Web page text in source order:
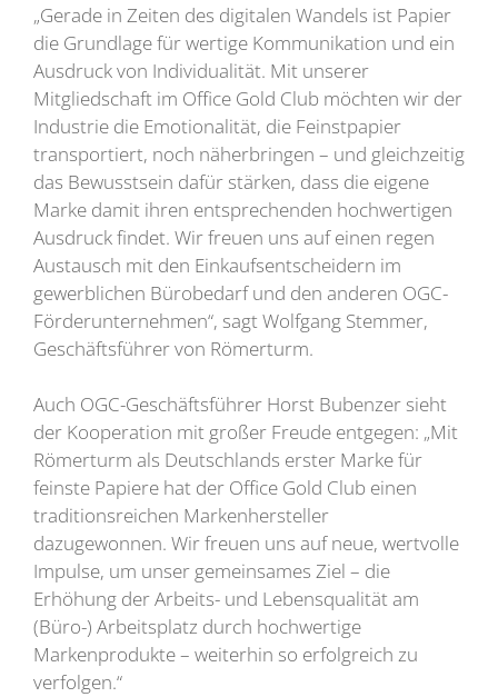
„Gerade in Zeiten des digitalen Wandels ist Papier
die Grundlage für wertige Kommunikation und ein
Ausdruck von Individualität. Mit unserer
Mitgliedschaft im Office Gold Club möchten wir der
Industrie die Emotionalität, die Feinstpapier
transportiert, noch näherbringen – und gleichzeitig
das Bewusstsein dafür stärken, dass die eigene
Marke damit ihren entsprechenden hochwertigen
Ausdruck findet. Wir freuen uns auf einen regen
Austausch mit den Einkaufsentscheidern im
gewerblichen Bürobedarf und den anderen OGC-
Förderunternehmen“, sagt Wolfgang Stemmer,
Geschäftsführer von Römerturm.
Auch OGC-Geschäftsführer Horst Bubenzer sieht
der Kooperation mit großer Freude entgegen: „Mit
Römerturm als Deutschlands erster Marke für
feinste Papiere hat der Office Gold Club einen
traditionsreichen Markenhersteller
dazugewonnen. Wir freuen uns auf neue, wertvolle
Impulse, um unser gemeinsames Ziel – die
Erhöhung der Arbeits- und Lebensqualität am
(Büro-) Arbeitsplatz durch hochwertige
Markenprodukte – weiterhin so erfolgreich zu
verfolgen.“